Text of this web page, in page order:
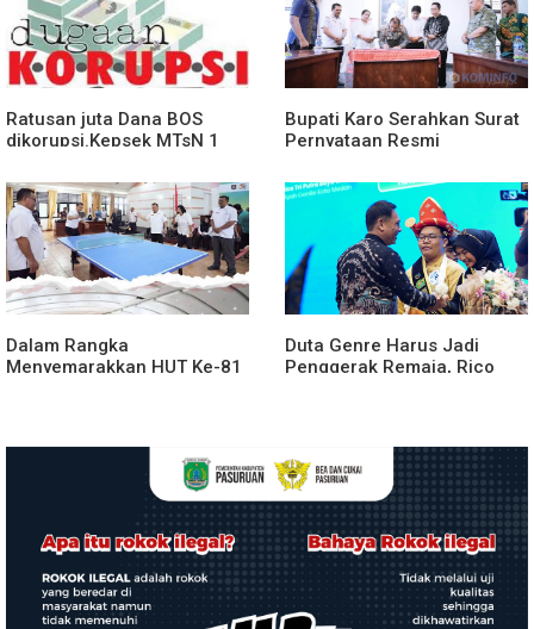
Ratusan juta Dana BOS
dikorupsi.Kepsek MTsN 1
Bupati Karo Serahkan Surat
Pernyataan Resmi
Kabanjahe
Dalam Rangka
Menyemarakkan HUT Ke-81
Duta Genre Harus Jadi
Penggerak Remaja, Rico